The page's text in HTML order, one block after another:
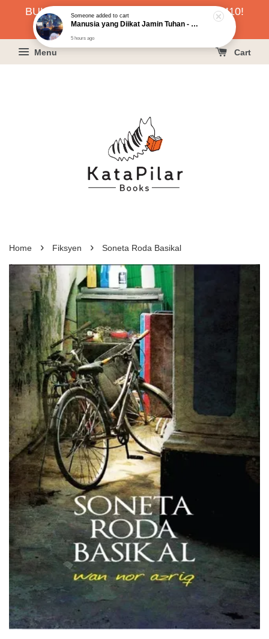
BUKU HARGA RAHMAH SERENDAH RM10!
KLIK SINI UNTUK PESAN!
Menu Cart
Home › Fiksyen › Soneta Roda Basikal
Someoneadded to cart
Manusia yang Diikat Jamin Tuhan - Khoo Phau Liang
5 hours ago